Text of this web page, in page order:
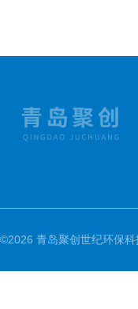
©2026 青岛聚创世纪环保